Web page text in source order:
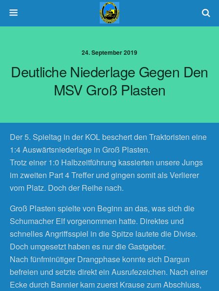
24. September 2019
Deutliche Niederlage Gegen Den
MSV Groß Plasten
Der 5. Spieltag in der KOL beschert den Traktoristen eine
1:4 Auswärtsniederlage in Groß Plasten.
Trotz einer 1:0 Halbzeitführung kassierten unsere Jungs
im zweiten Part 4 Treffer und gingen somit als Verlierer
vom Platz. Doch der Reihe nach.
Groß Plasten spielte von Beginn an das, was sich die
Schumacher Elf vorgenommen hatte. Direktes und
schnelles Angriffsspiel in die Spitze lautete die Divise.
Doch umgesetzt haben es nur die Gastgeber.
Nach fünfminütiger Drangphase konnte sich Dargun
befreien und setzte direkt ein Ausrufezeichen. Nach einer
Ecke durch Bannier kam zuerst Krause zum Abschluss,